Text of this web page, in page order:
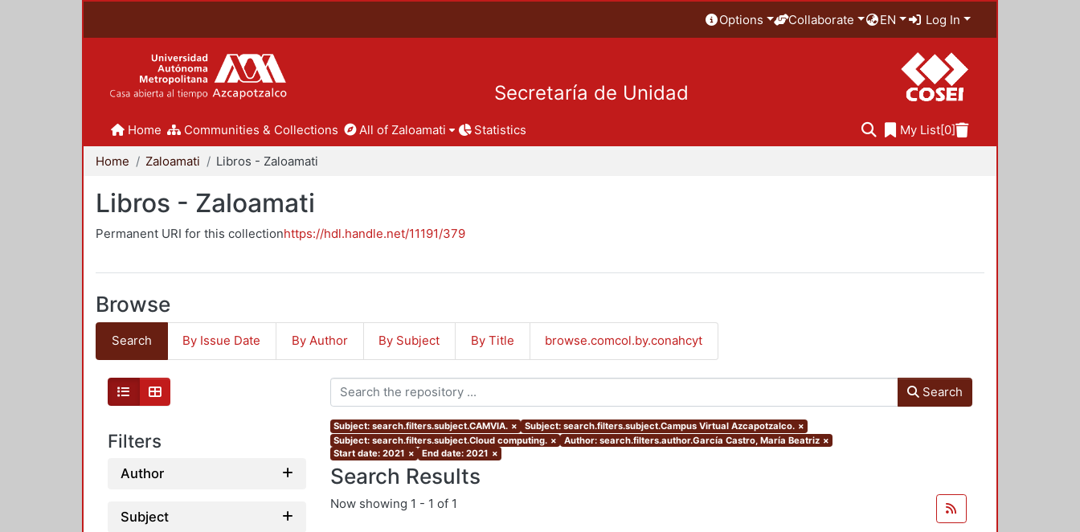
Options Collaborate EN Log In
Secretaría de Unidad
Home Communities & Collections All of Zaloamati Statistics My List[0]
Home Zaloamati Libros - Zaloamati
Libros - Zaloamati
Permanent URI for this collectionhttps://hdl.handle.net/11191/379
Browse
Search By Issue Date By Author By Subject By Title browse.comcol.by.conahcyt
Filters
Author
Subject
Search
Subject: search.filters.subject.CAMVIA. × Subject: search.filters.subject.Campus Virtual Azcapotzalco. ×
Subject: search.filters.subject.Cloud computing. × Author: search.filters.author.García Castro, María Beatriz ×
Start date: 2021 × End date: 2021 ×
Search Results
Now showing 1 - 1 of 1